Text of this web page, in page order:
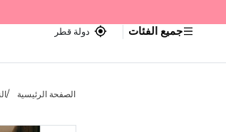
جميع الفئات دولة قطر
الصفحة الرئيسية